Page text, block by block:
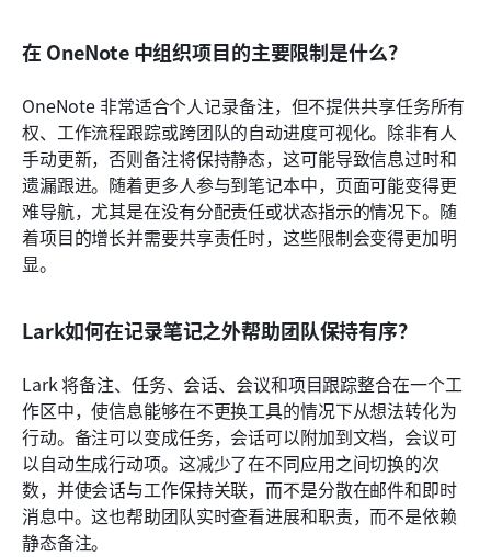
在 OneNote 中组织项目的主要限制是什么？
OneNote 非常适合个人记录备注，但不提供共享任务所有
权、工作流程跟踪或跨团队的自动进度可视化。除非有人
手动更新，否则备注将保持静态，这可能导致信息过时和
遗漏跟进。随着更多人参与到笔记本中，页面可能变得更
难导航，尤其是在没有分配责任或状态指示的情况下。随
着项目的增长并需要共享责任时，这些限制会变得更加明
显。
Lark如何在记录笔记之外帮助团队保持有序？
Lark 将备注、任务、会话、会议和项目跟踪整合在一个工
作区中，使信息能够在不更换工具的情况下从想法转化为
行动。备注可以变成任务，会话可以附加到文档，会议可
以自动生成行动项。这减少了在不同应用之间切换的次
数，并使会话与工作保持关联，而不是分散在邮件和即时
消息中。这也帮助团队实时查看进展和职责，而不是依赖
静态备注。